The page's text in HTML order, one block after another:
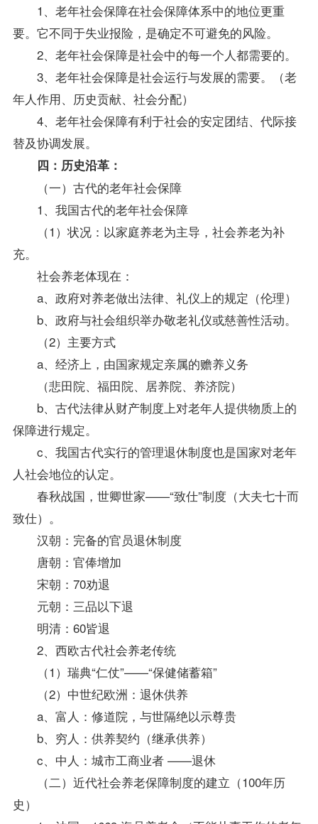
1、老年社会保障在社会保障体系中的地位更重
要。它不同于失业报险，是确定不可避免的风险。
2、老年社会保障是社会中的每一个人都需要的。
3、老年社会保障是社会运行与发展的需要。（老
年人作用、历史贡献、社会分配）
4、老年社会保障有利于社会的安定团结、代际接
替及协调发展。
四：历史沿革：
（一）古代的老年社会保障
1、我国古代的老年社会保障
（1）状况：以家庭养老为主导，社会养老为补
充。
社会养老体现在：
a、政府对养老做出法律、礼仪上的规定（伦理）
b、政府与社会组织举办敬老礼仪或慈善性活动。
（2）主要方式
a、经济上，由国家规定亲属的赡养义务
（悲田院、福田院、居养院、养济院）
b、古代法律从财产制度上对老年人提供物质上的
保障进行规定。
c、我国古代实行的管理退休制度也是国家对老年
人社会地位的认定。
春秋战国，世卿世家——“致仕”制度（大夫七十而
致仕）。
汉朝：完备的官员退休制度
唐朝：官俸增加
宋朝：70劝退
元朝：三品以下退
明清：60皆退
2、西欧古代社会养老传统
（1）瑞典“仁仗”——“保健储蓄箱”
（2）中世纪欧洲：退休供养
a、富人：修道院，与世隔绝以示尊贵
b、穷人：供养契约（继承供养）
c、中人：城市工商业者 ——退休
（二）近代社会养老保障制度的建立（100年历
史）